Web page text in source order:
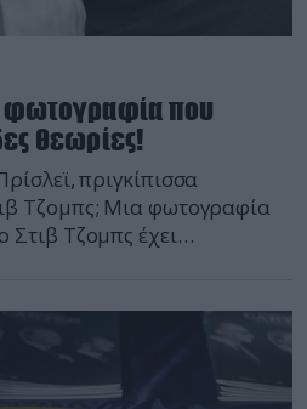
φωτογραφία που
θεωρίες!
πριγκίπισσα
Τζομπς; Μια φωτογραφία
Τζομπς έχει
άνδρας, που κάθεται σε
ολόιδιος με τον Στιβ
έχει τραβηχτεί […]